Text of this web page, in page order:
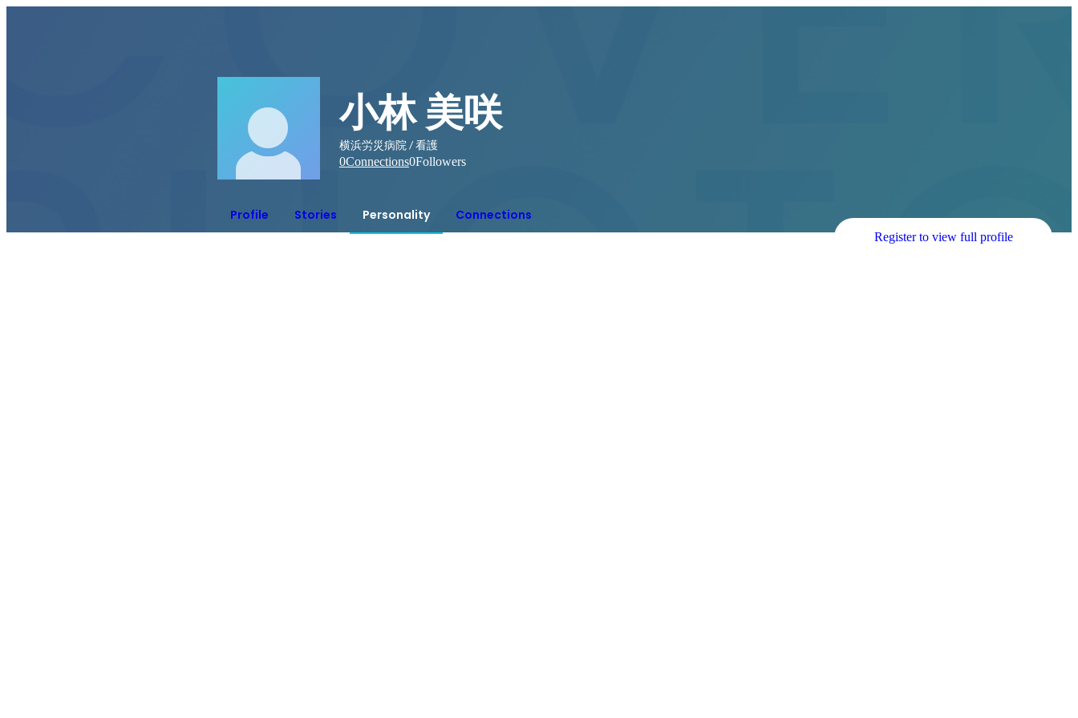
小林 美咲
横浜労災病院 / 看護
0Connections0Followers
Profile Stories Personality Connections
Register to view full profile